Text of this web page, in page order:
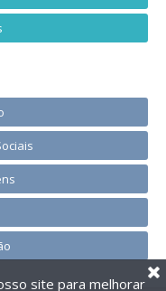
site para melhorar